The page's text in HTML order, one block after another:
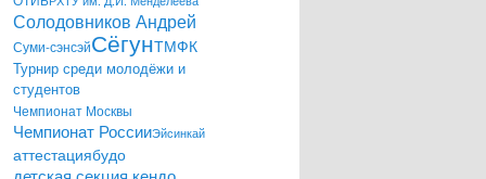
Солодовников Андрей
Суми-сэнсэйСёгунТМФК
Турнир среди молодёжи и
студентов
Чемпионат Москвы
Чемпионат РоссииЭйсинкай
аттестациябудо